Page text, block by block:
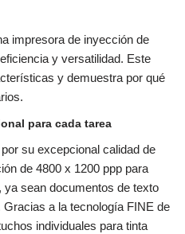
impresora de inyección de
y versatilidad. Este
y demuestra por qué
para cada tarea
su excepcional calidad de
de 4800 x 1200 ppp para
sean documentos de texto
a la tecnología FINE de
individuales para tinta